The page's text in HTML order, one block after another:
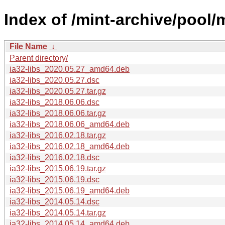
Index of /mint-archive/pool/
File Name ↓
Parent directory/
ia32-libs_2020.05.27_amd64.deb
ia32-libs_2020.05.27.dsc
ia32-libs_2020.05.27.tar.gz
ia32-libs_2018.06.06.dsc
ia32-libs_2018.06.06.tar.gz
ia32-libs_2018.06.06_amd64.deb
ia32-libs_2016.02.18.tar.gz
ia32-libs_2016.02.18_amd64.deb
ia32-libs_2016.02.18.dsc
ia32-libs_2015.06.19.tar.gz
ia32-libs_2015.06.19.dsc
ia32-libs_2015.06.19_amd64.deb
ia32-libs_2014.05.14.dsc
ia32-libs_2014.05.14.tar.gz